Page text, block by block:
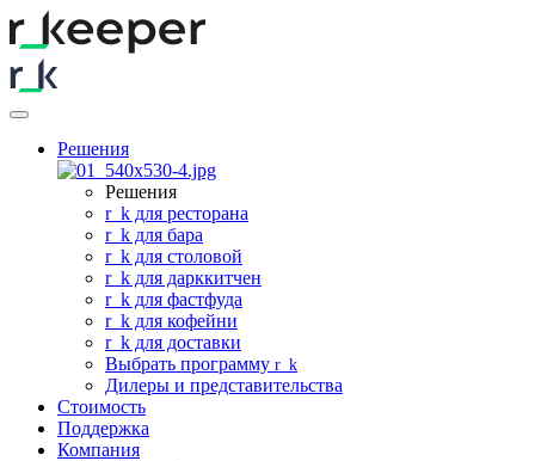
Решения
Решения
r_ k для ресторана
r_ k для бара
r_ k для столовой
r_ k для дарккитчен
r_ k для фастфуда
r_ k для кофейни
r_ k для доставки
Выбрать программу r k
Дилеры и представительства
Стоимость
Поддержка
Компания